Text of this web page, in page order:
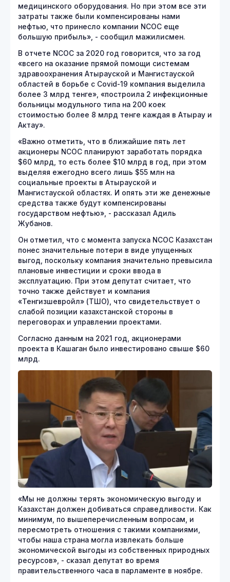
медицинского оборудования. Но при этом все эти
затраты также были компенсированы нами
нефтью, что принесло компании NCOC еще
большую прибыль», - сообщил мажилисмен.
В отчете NCOC за 2020 год говорится, что за год
«всего на оказание прямой помощи системам
здравоохранения Атырауской и Мангистауской
областей в борьбе с Covid-19 компания выделила
более 3 млрд тенге», «построила 2 инфекционные
больницы модульного типа на 200 коек
стоимостью более 8 млрд тенге каждая в Атырау и
Актау».
«Важно отметить, что в ближайшие пять лет
акционеры NCOC планируют заработать порядка
$60 млрд, то есть более $10 млрд в год, при этом
выделяя ежегодно всего лишь $55 млн на
социальные проекты в Атырауской и
Мангистауской областях. И опять эти же денежные
средства также будут компенсированы
государством нефтью», - рассказал Адиль
Жубанов.
Он отметил, что с момента запуска NCOC Казахстан
понес значительные потери в виде упущенных
выгод, поскольку компания значительно превысила
плановые инвестиции и сроки ввода в
эксплуатацию. При этом депутат считает, что
точно также действует и компания
«Тенгизшевройл» (ТШО), что свидетельствует о
слабой позиции казахстанской стороны в
переговорах и управлении проектами.
Согласно данным на 2021 год, акционерами
проекта в Кашаган было инвестировано свыше $60
млрд.
«Мы не должны терять экономическую выгоду и
Казахстан должен добиваться справедливости. Как
минимум, по вышеперечисленным вопросам, и
пересмотреть отношения с такими компаниями,
чтобы наша страна могла извлекать больше
экономической выгоды из собственных природных
ресурсов», - сказал депутат во время
правительственного часа в парламенте в ноябре.